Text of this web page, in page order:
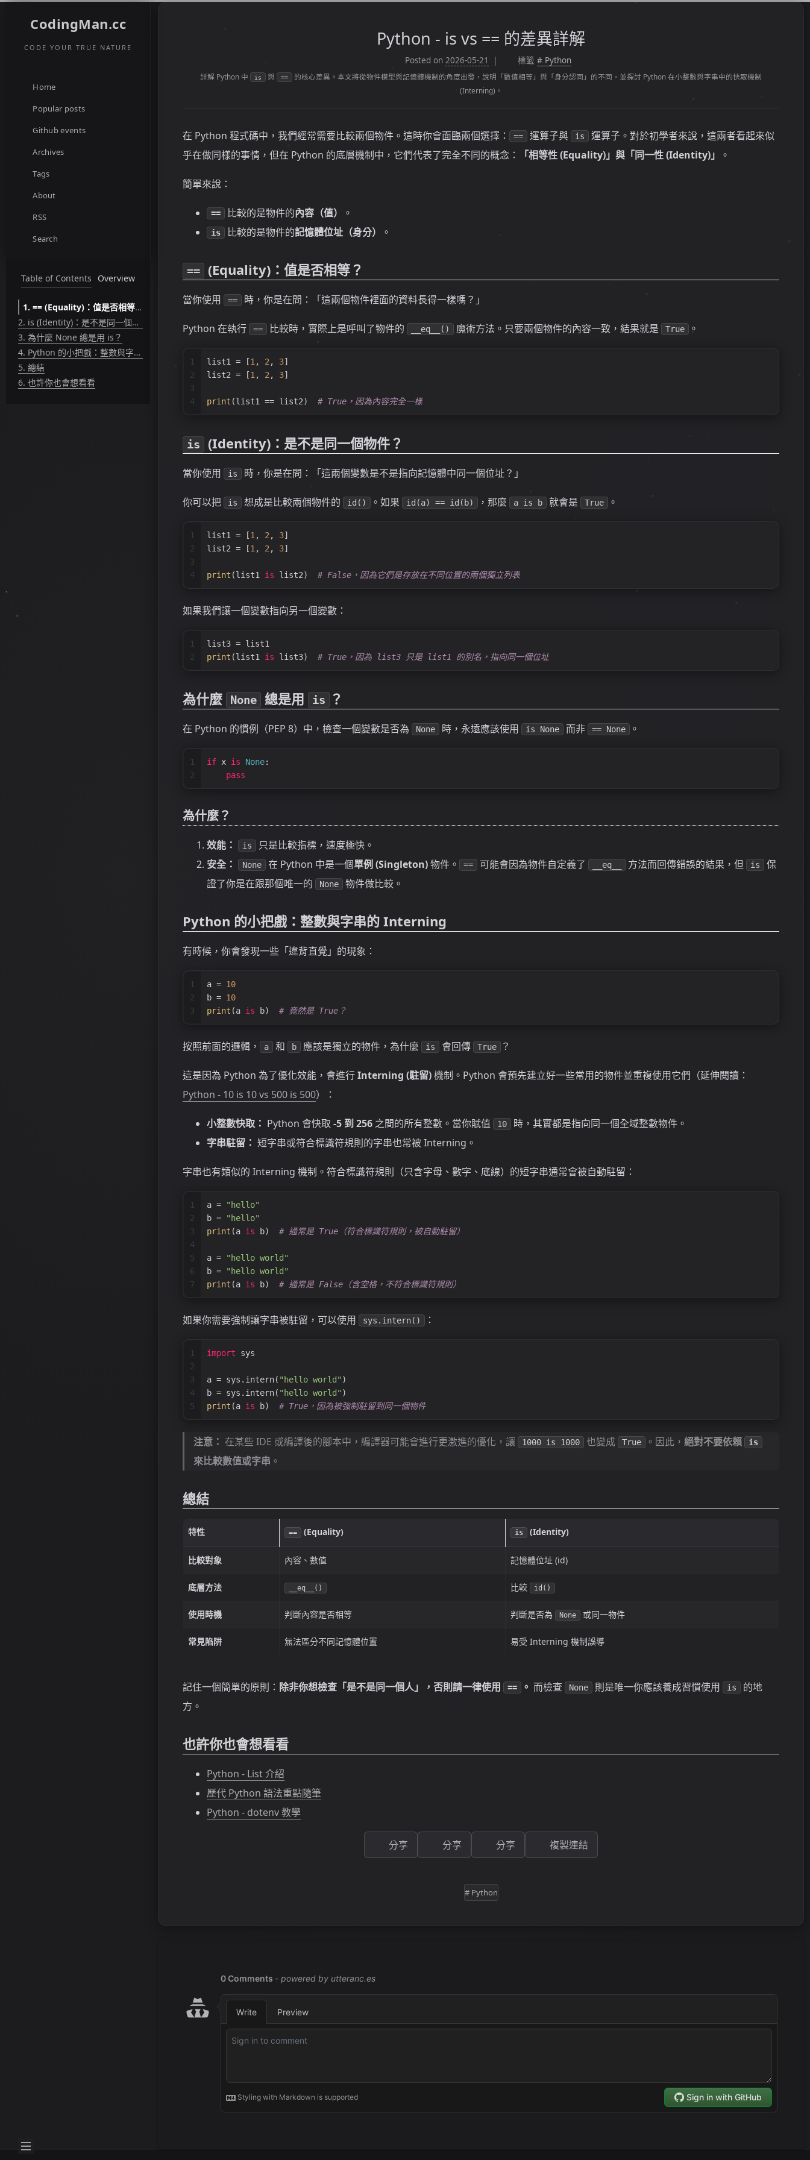
CodingMan.cc
CODE YOUR TRUE NATURE
Home
Popular posts
Github events
Archives
Tags
About
RSS
Search
Table of Contents Overview
1. == (Equality)：值是否相等？
2. is (Identity)：是不是同一個物件？
3. 為什麼 None 總是用 is？
4. Python 的小把戲：整數與字串的 Interning
5. 總結
6. 也許你也會想看看
Python - is vs == 的差異詳解
Posted on 2026-05-21 標籤 # Python
詳解 Python 中 is 與 ==
的核心差異。本文將從物件模型與記憶體機制的角度出發，說明「數值相等」與「身分認同」的不同，並探討 Python 在小整數與字串中的快取機制
(Interning)。
在 Python 程式碼中，我們經常需要比較兩個物件。這時你會面臨兩個選擇： == 運算子與 is
運算子。對於初學者來說，這兩者看起來似
乎在做同樣的事情，但在 Python 的底層機制中，它們代表了完全不同的概念：
「相等性 (Equality)」 與 「同一性 (Identity)」 。
簡單來說：
== 比較的是物件的內容（值） 。
is 比較的是物件的記憶體位址（身分） 。
== (Equality)：值是否相等？
當你使用 == 時，你是在問：「這兩個物件裡面的資料長得一樣嗎？」
Python 在執行 == 比較時，實際上是呼叫了物件的 __eq__() 魔術方法。只要兩個物件的內容一致，結果就是 True 。
1
2
3
4
list1 = [1 , 2 , 3]
list2 = [1 , 2 , 3]
print (list1 == list2) # True，因為內容完全一樣
is (Identity)：是不是同一個物件？
當你使用 is 時，你是在問：「這兩個變數是不是指向記憶體中同一個位址？」
你可以把 is 想成是比較兩個物件的 id() 。如果 id(a) == id(b) ，那麼 a is b 就會是 True 。
1
2
3
4
list1 = [1 , 2 , 3]
list2 = [1 , 2 , 3]
print (list1 is list2) # False，因為它們是存放在不同位置的兩個獨立列表
如果我們讓一個變數指向另一個變數：
1
2
list3 = list1
print (list1 is list3) # True，因為 list3 只是 list1 的別名，指向同一個位址
為什麼 None 總是用 is ？
在 Python 的慣例（PEP 8）中，檢查一個變數是否為 None 時，永遠應該使用 is None 而非 == None 。
1
2
if x is None:
pass
為什麼？
效能： is
只是比較指標，速度極快。
安全：
None 在 Python 中是一個單例 (Singleton)物件。 == 可能會因為物件自定義了 __eq__ 方法而回傳錯誤的結果，但 is
保
證了你是在跟那個唯一的
None 物件做比較。
Python 的小把戲：整數與字串的 Interning
有時候，你會發現一些「違背直覺」的現象：
1
2
3
a = 10
b = 10
print (a is b) # 竟然是 True？
按照前面的邏輯， a 和 b 應該是獨立的物件，為什麼 is 會回傳 True ？
這是因為 Python 為了優化效能，會進行Interning (駐留)機制。Python 會預先建立好一些常用的物件並重複使用它們（延伸閱讀：
Python - 10 is 10 vs 500 is 500）：
小整數快取： Python 會快取 -5 到 256 之間的所有整數。當你賦值 10
時，其實都是指向同一個全域整數物件。
字串駐留： 短字串或符合標識符規則的字串也常被 Interning。
字串也有類似的 Interning 機制。符合標識符規則（只含字母、數字、底線）的短字串通常會被自動駐留：
1
2
3
4
5
6
7
a =
"hello"
b =
"hello"
print (a is b) # 通常是 True（符合標識符規則，被自動駐留）
a =
"hello world"
b =
"hello world"
print (a is b) # 通常是 False（含空格，不符合標識符規則）
如果你需要強制讓字串被駐留，可以使用 sys.intern() ：
1
2
3
4
5
import sys
a = sys.intern( "hello world" )
b = sys.intern( "hello world" )
print (a is b) # True，因為被強制駐留到同一個物件
注意： 在某些 IDE 或編譯後的腳本中，編譯器可能會進行更激進的優化，讓 1000 is 1000 也變成 True 。因此， 絕對不要依賴 is
來比較數值或字串 。
總結
特性 == (Equality) is (Identity)
比較對象 內容、數值 記憶體位址 (id)
底層方法 __eq__() 比較 id()
使用時機 判斷內容是否相等 判斷是否為 None 或同一物件
常見陷阱 無法區分不同記憶體位置 易受 Interning 機制誤導
記住一個簡單的原則： 除非你想檢查「是不是同一個人」，否則請一律使用 == 。 而檢查 None 則是唯一你應該養成習慣使用 is
的地
方。
也許你也會想看看
Python - List 介紹
歷代 Python 語法重點隨筆
Python - dotenv 教學
分享 分享 分享 複製連結
# Python